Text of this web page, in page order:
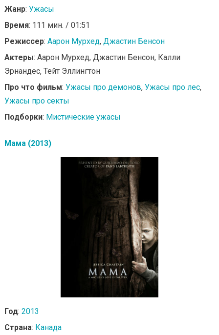
Жанр: Ужасы
Время: 111 мин. / 01:51
Режиссер: Аарон Мурхед, Джастин Бенсон
Актеры: Аарон Мурхед, Джастин Бенсон, Калли
Эрнандес, Тейт Эллингтон
Про что фильм: Ужасы про демонов, Ужасы про лес,
Ужасы про секты
Подборки: Мистические ужасы
Мама (2013)
Год: 2013
Страна: Канада